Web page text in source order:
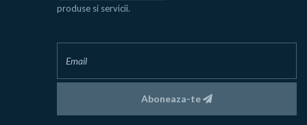
produse si servicii.
Aboneaza-te